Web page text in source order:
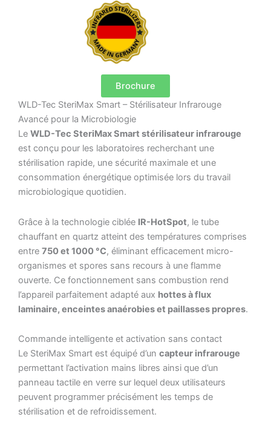
Brochure
WLD-Tec SteriMax Smart – Stérilisateur Infrarouge
Avancé pour la Microbiologie
Le WLD-Tec SteriMax Smart stérilisateur infrarouge
est conçu pour les laboratoires recherchant une
stérilisation rapide, une sécurité maximale et une
consommation énergétique optimisée lors du travail
microbiologique quotidien.
Grâce à la technologie ciblée IR-HotSpot, le tube
chauffant en quartz atteint des températures comprises
entre 750 et 1000 °C, éliminant efficacement micro-
organismes et spores sans recours à une flamme
ouverte. Ce fonctionnement sans combustion rend
l’appareil parfaitement adapté aux hottes à flux
laminaire, enceintes anaérobies et paillasses propres.
Commande intelligente et activation sans contact
Le SteriMax Smart est équipé d’un capteur infrarouge
permettant l’activation mains libres ainsi que d’un
panneau tactile en verre sur lequel deux utilisateurs
peuvent programmer précisément les temps de
stérilisation et de refroidissement.